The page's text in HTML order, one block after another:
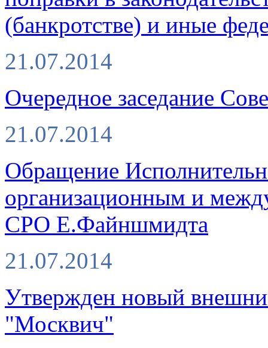
(банкротстве) и иные
21.07.2014
Очередное заседание
21.07.2014
Обращение
организационным и
СРО Е.Файншмидта
21.07.2014
Утвержден новый
"Москвич"